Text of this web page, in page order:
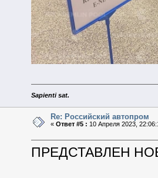
Sapienti sat.
Re: Российский автопром
« Ответ #5 : 10 Апреля 2023,
ПРЕДСТАВЛЕН